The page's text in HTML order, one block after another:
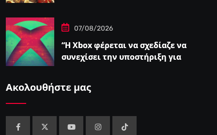
07/08/2026
“Η Xbox φέρεται να σχεδίαζε να
συνεχίσει την υποστήριξη για
Ακολουθήστε μας